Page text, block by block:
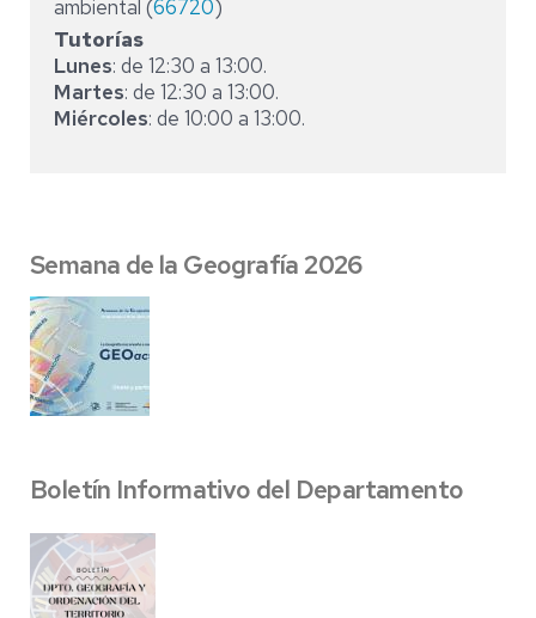
ambiental (66720)
Tutorías
Lunes: de 12:30 a 13:00.
Martes: de 12:30 a 13:00.
Miércoles: de 10:00 a 13:00.
Semana de la Geografía 2026
Boletín Informativo del Departamento